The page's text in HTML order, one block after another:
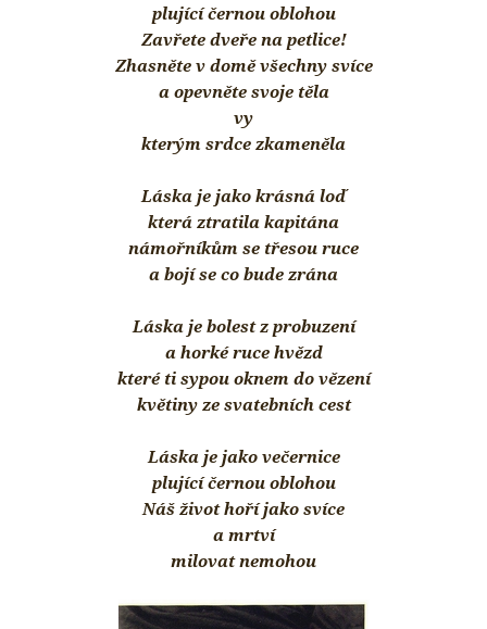
plující černou oblohou
Zavřete dveře na petlice!
Zhasněte v domě všechny svíce
a opevněte svoje těla
vy
kterým srdce zkameněla
Láska je jako krásná loď
která ztratila kapitána
námořníkům se třesou ruce
a bojí se co bude zrána
Láska je bolest z probuzení
a horké ruce hvězd
které ti sypou oknem do vězení
květiny ze svatebních cest
Láska je jako večernice
plující černou oblohou
Náš život hoří jako svíce
a mrtví
milovat nemohou